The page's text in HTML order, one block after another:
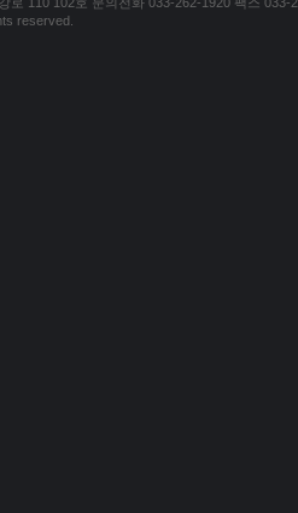
reserved.